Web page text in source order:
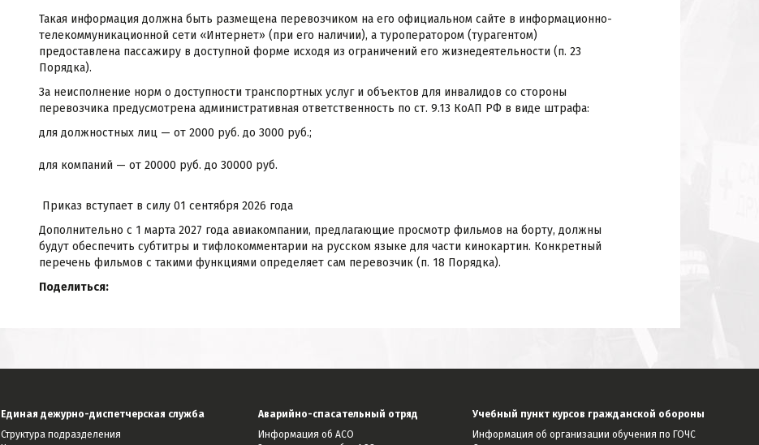
Такая информация должна быть размещена перевозчиком на его официальном сайте в информационно-
телекоммуникационной сети «Интернет» (при его наличии), а туроператором (турагентом)
предоставлена пассажиру в доступной форме исходя из ограничений его жизнедеятельности (п. 23
Порядка).
За неисполнение норм о доступности транспортных услуг и объектов для инвалидов со стороны
перевозчика предусмотрена административная ответственность по ст. 9.13 КоАП РФ в виде штрафа:
для должностных лиц — от 2000 руб. до 3000 руб.;
для компаний — от 20000 руб. до 30000 руб.
Приказ вступает в силу 01 сентября 2026 года
Дополнительно с 1 марта 2027 года авиакомпании, предлагающие просмотр фильмов на борту, должны
будут обеспечить субтитры и тифлокомментарии на русском языке для части кинокартин. Конкретный
перечень фильмов с такими функциями определяет сам перевозчик (п. 18 Порядка).
Поделиться:
Единая дежурно-диспетчерская служба
Структура подразделения
Аварийно-спасательный отряд
Информация об АСО
Учебный пункт курсов гражданской обороны
Информация об организации обучения по ГОЧС